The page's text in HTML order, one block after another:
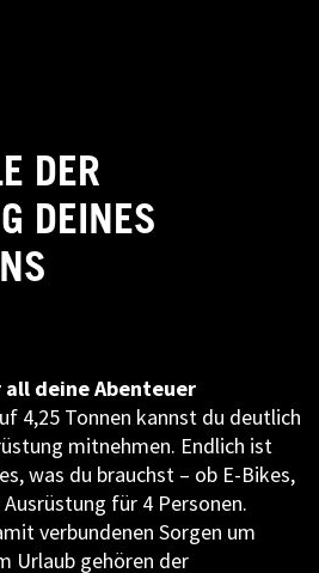
DER
DEINES
all deine Abenteuer
4,25 Tonnen kannst du deutlich
mitnehmen. Endlich ist
was du brauchst – ob E-Bikes,
für 4 Personen.
verbundenen Sorgen um
Urlaub gehören der